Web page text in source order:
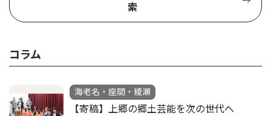
索
コラム
海老名・座間・綾瀬
【寄稿】上郷の郷土芸能を次の世代へ